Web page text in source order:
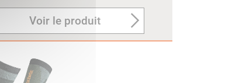
Voir le produit